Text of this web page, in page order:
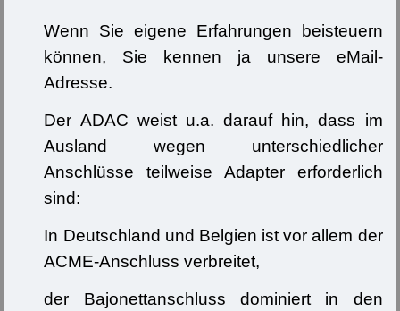
Wenn Sie eigene Erfahrungen beisteuern
können, Sie kennen ja unsere eMail-
Adresse.
Der ADAC weist u.a. darauf hin, dass im
Ausland wegen unterschiedlicher
Anschlüsse teilweise Adapter erforderlich
sind:
In Deutschland und Belgien ist vor allem der
ACME-Anschluss verbreitet,
der Bajonettanschluss dominiert in den